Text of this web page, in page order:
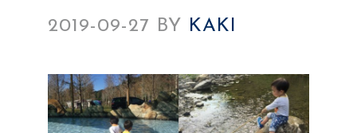
2019-09-27 BY KAKI